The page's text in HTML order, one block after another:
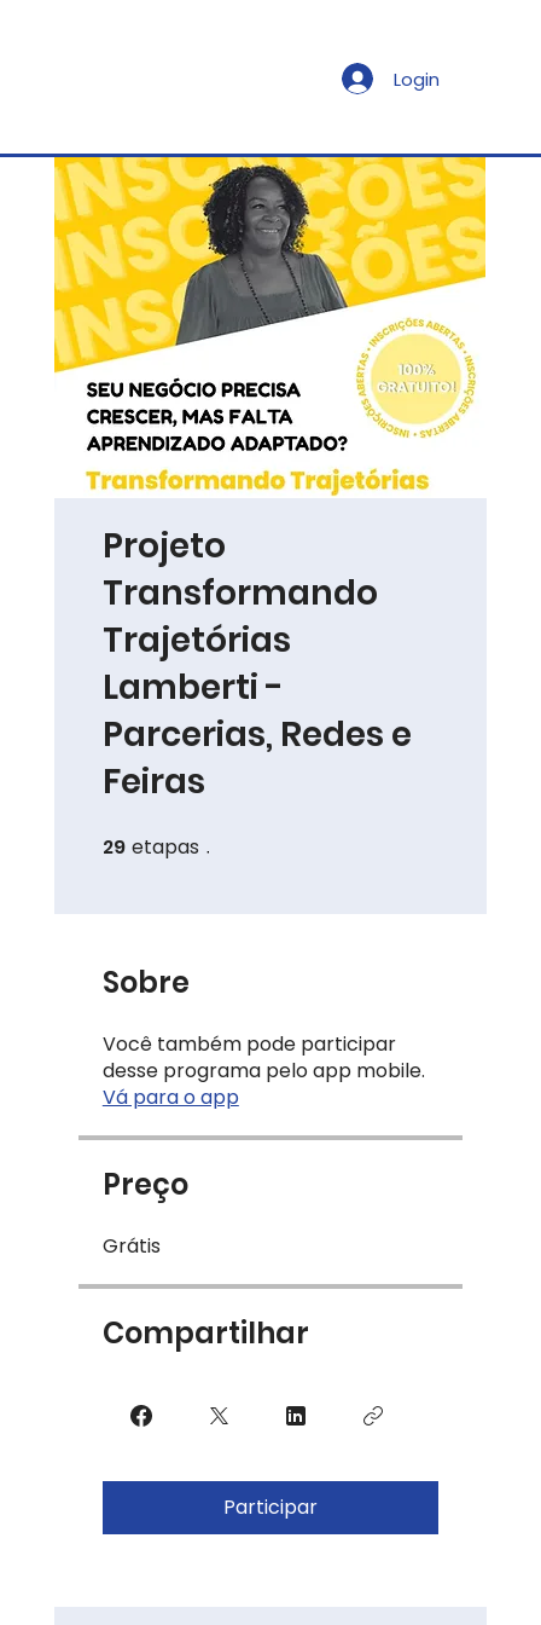
Login
Projeto
Transformando
Trajetórias
Lamberti -
Parcerias, Redes e
Feiras
29 etapas
Sobre
Você também pode participar
desse programa pelo app mobile.
Vá para o app
Preço
Grátis
Compartilhar
Participar